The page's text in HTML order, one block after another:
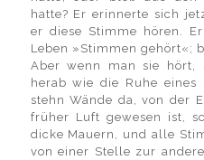
hatte? Er erinnerte sich
er diese Stimme hören.
Leben »Stimmen gehört«;
Aber wenn man sie hört,
herab wie die Ruhe
stehn Wände da, von der
früher Luft gewesen ist,
dicke Mauern, und alle
von einer Stelle zur